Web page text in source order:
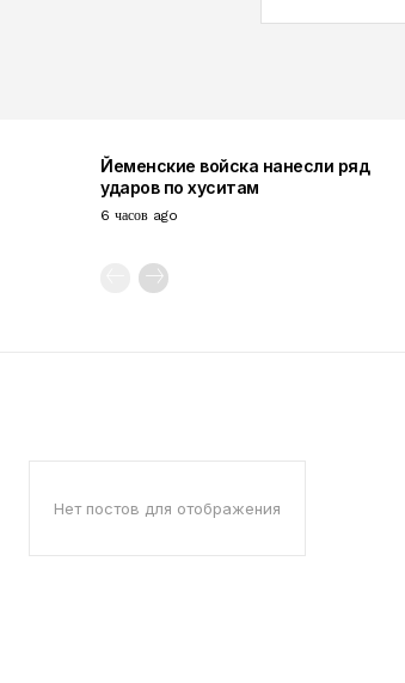
Йеменские войска нанесли ряд
ударов по хуситам
6 часов ago
Нет постов для отображения